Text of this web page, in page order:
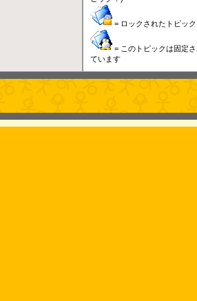
= ロックされたトピック
= このトピックは固定
ています